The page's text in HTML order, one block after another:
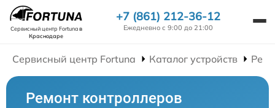
Сервисный центр Fortunaв
Краснодаре
+7 (861) 212-36-12
Ежедневно с 9:00 до 21:00
Сервисный центр Fortuna Каталог устройств
Ремонт контроллеров